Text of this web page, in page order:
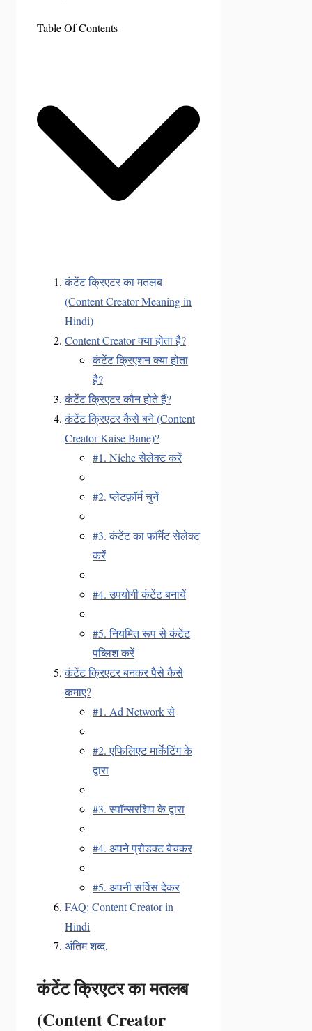
Table Of Contents
कंटेंट क्रिएटर का मतलब
(Content Creator Meaning in
Hindi)
Content Creator क्या होता है?
कंटेंट क्रिएशन क्या होता
है?
कंटेंट क्रिएटर कौन होते हैं?
कंटेंट क्रिएटर कैसे बने (Content
Creator Kaise Bane)?
#1. Niche सेलेक्ट करें
#2. प्लेटफ़ॉर्म चुनें
#3. कंटेंट का फॉर्मेट सेलेक्ट
करें
#4. उपयोगी कंटेंट बनायें
#5. नियमित रूप से कंटेंट
पब्लिश करें
कंटेंट क्रिएटर बनकर पैसे कैसे
कमाए?
#1. Ad Network से
#2. एफिलिएट मार्केटिंग के
द्वारा
#3. स्पॉन्सरशिप के द्वारा
#4. अपने प्रोडक्ट बेचकर
#5. अपनी सर्विस देकर
FAQ: Content Creator in
Hindi
अंतिम शब्द,
कंटेंट क्रिएटर का मतलब
(Content Creator